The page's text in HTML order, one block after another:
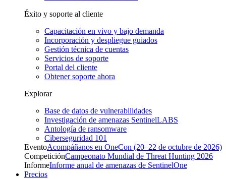
Éxito y soporte al cliente
Capacitación en vivo y bajo demanda
Incorporación y despliegue guiados
Gestión técnica de cuentas
Servicios de soporte
Portal del cliente
Obtener soporte ahora
Explorar
Base de datos de vulnerabilidades
Investigación de amenazas SentinelLABS
Antología de ransomware
Ciberseguridad 101
EventoAcompáñanos en OneCon (20–22 de octubre de 2026)
CompeticiónCampeonato Mundial de Threat Hunting 2026
InformeInforme anual de amenazas de SentinelOne
Precios